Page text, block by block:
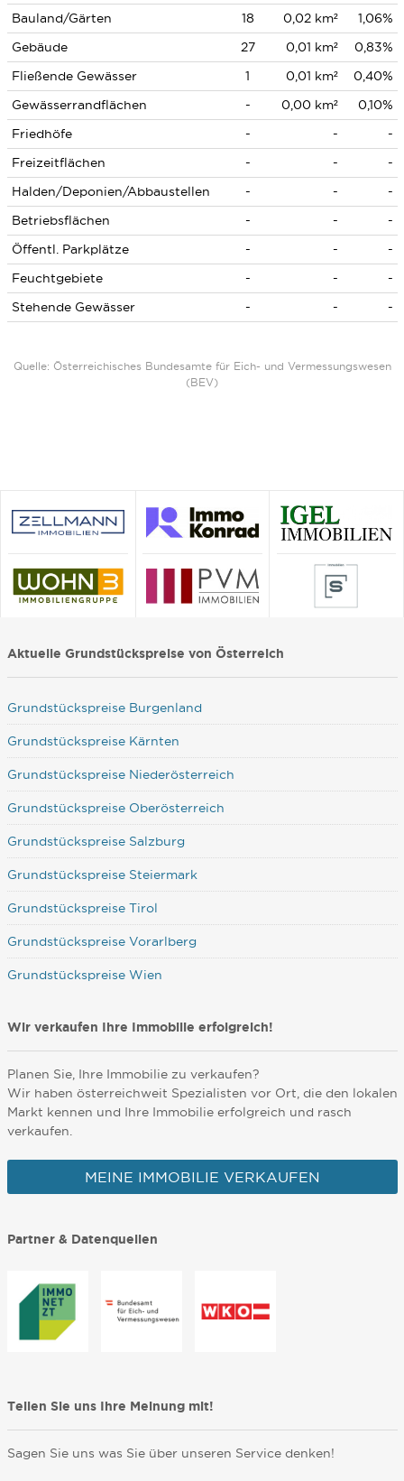
Bauland/Gärten 18 0,02 km²
1,06%
Gebäude
27 0,01 km²
0,83%
Fließende Gewässer
1 0,01 km²
0,40%
Gewässerrandflächen
- 0,00 km²
0,10%
Friedhöfe
- -
-
Freizeitflächen
- -
-
Halden/Deponien/Abbaustellen
- -
-
Betriebsflächen
- -
-
Öffentl. Parkplätze
- -
-
Feuchtgebiete
- -
-
Stehende Gewässer
- - -
Quelle: Österreichisches Bundesamte für Eich- und Vermessungswesen
(BEV)
Aktuelle Grundstückspreise von Österreich
Grundstückspreise Burgenland
Grundstückspreise Kärnten
Grundstückspreise Niederösterreich
Grundstückspreise Oberösterreich
Grundstückspreise Salzburg
Grundstückspreise Steiermark
Grundstückspreise Tirol
Grundstückspreise Vorarlberg
Grundstückspreise Wien
Wir verkaufen Ihre Immobilie erfolgreich!
Planen Sie, Ihre Immobilie zu verkaufen?
Wir haben österreichweit Spezialisten vor Ort, die den lokalen
Markt kennen und Ihre Immobilie erfolgreich und rasch
verkaufen.
MEINE IMMOBILIE VERKAUFEN
Partner & Datenquellen
Teilen Sie uns Ihre Meinung mit!
Sagen Sie uns was Sie über unseren Service denken!